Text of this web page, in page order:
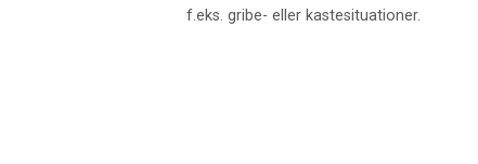
f.eks. gribe- eller kastesituationer.